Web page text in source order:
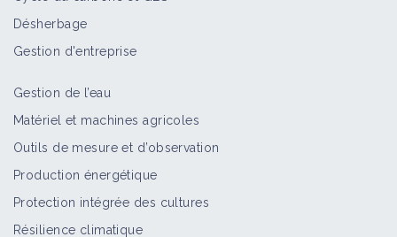
Désherbage
Gestion d'entreprise
Gestion de l’eau
Matériel et machines agricoles
Outils de mesure et d’observation
Production énergétique
Protection intégrée des cultures
Résilience climatique